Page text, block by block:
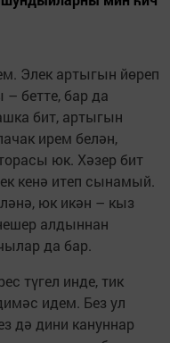
Элек артыгын йөреп
бетте, бар да
бит, артыгын
ирем белән,
юк. Хәзер бит
кенә итеп сынамый.
юк икән – кыз
алдыннан
да бар.
түгел инде, тик
идем. Без ул
дә дини кануннар